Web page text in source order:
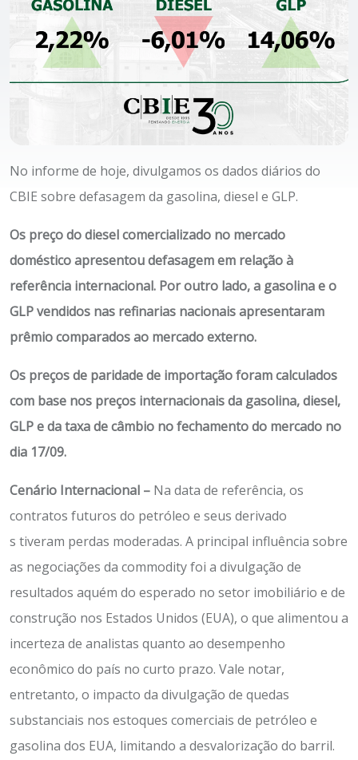
No informe de hoje, divulgamos os dados diários do
CBIE sobre defasagem da gasolina, diesel e GLP.
Os preço do diesel comercializado no mercado
doméstico apresentou defasagem em relação à
referência internacional. Por outro lado, a gasolina e o
GLP vendidos nas refinarias nacionais apresentaram
prêmio comparados ao mercado externo.
Os preços de paridade de importação foram calculados
com base nos preços internacionais da gasolina, diesel,
GLP e da taxa de câmbio no fechamento do mercado no
dia 17/09.
Cenário Internacional – Na data de referência, os
contratos futuros do petróleo e seus derivado
s tiveram perdas moderadas. A principal influência sobre
as negociações da commodity foi a divulgação de
resultados aquém do esperado no setor imobiliário e de
construção nos Estados Unidos (EUA), o que alimentou a
incerteza de analistas quanto ao desempenho
econômico do país no curto prazo. Vale notar,
entretanto, o impacto da divulgação de quedas
substanciais nos estoques comerciais de petróleo e
gasolina dos EUA, limitando a desvalorização do barril.